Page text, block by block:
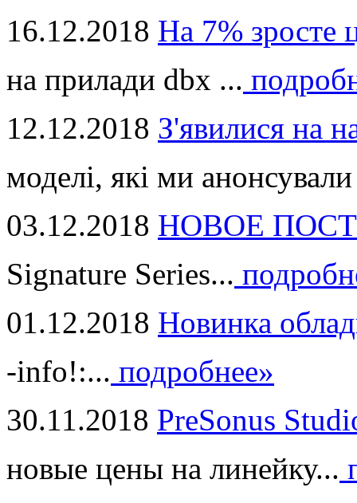
16.12.2018 На 7% зросте
на прилади dbx ...
12.12.2018 З'явилися на
моделі, які ми
03.12.2018 НОВОЕ
Signature Series...
01.12.2018 Новинка
-info!:... подробнее»
30.11.2018 PreSonus
новые цены на линейку...